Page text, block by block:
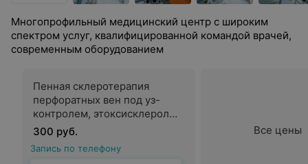
Многопрофильный медицинский центр с широким
спектром услуг, квалифицированной командой врачей,
современным оборудованием
Пенная склеротерапия
перфоратных вен под уз-
контролем, этоксисклерол
1,0%-2мл (1 ампула)
300 руб.
Запись по телефону
Все цены